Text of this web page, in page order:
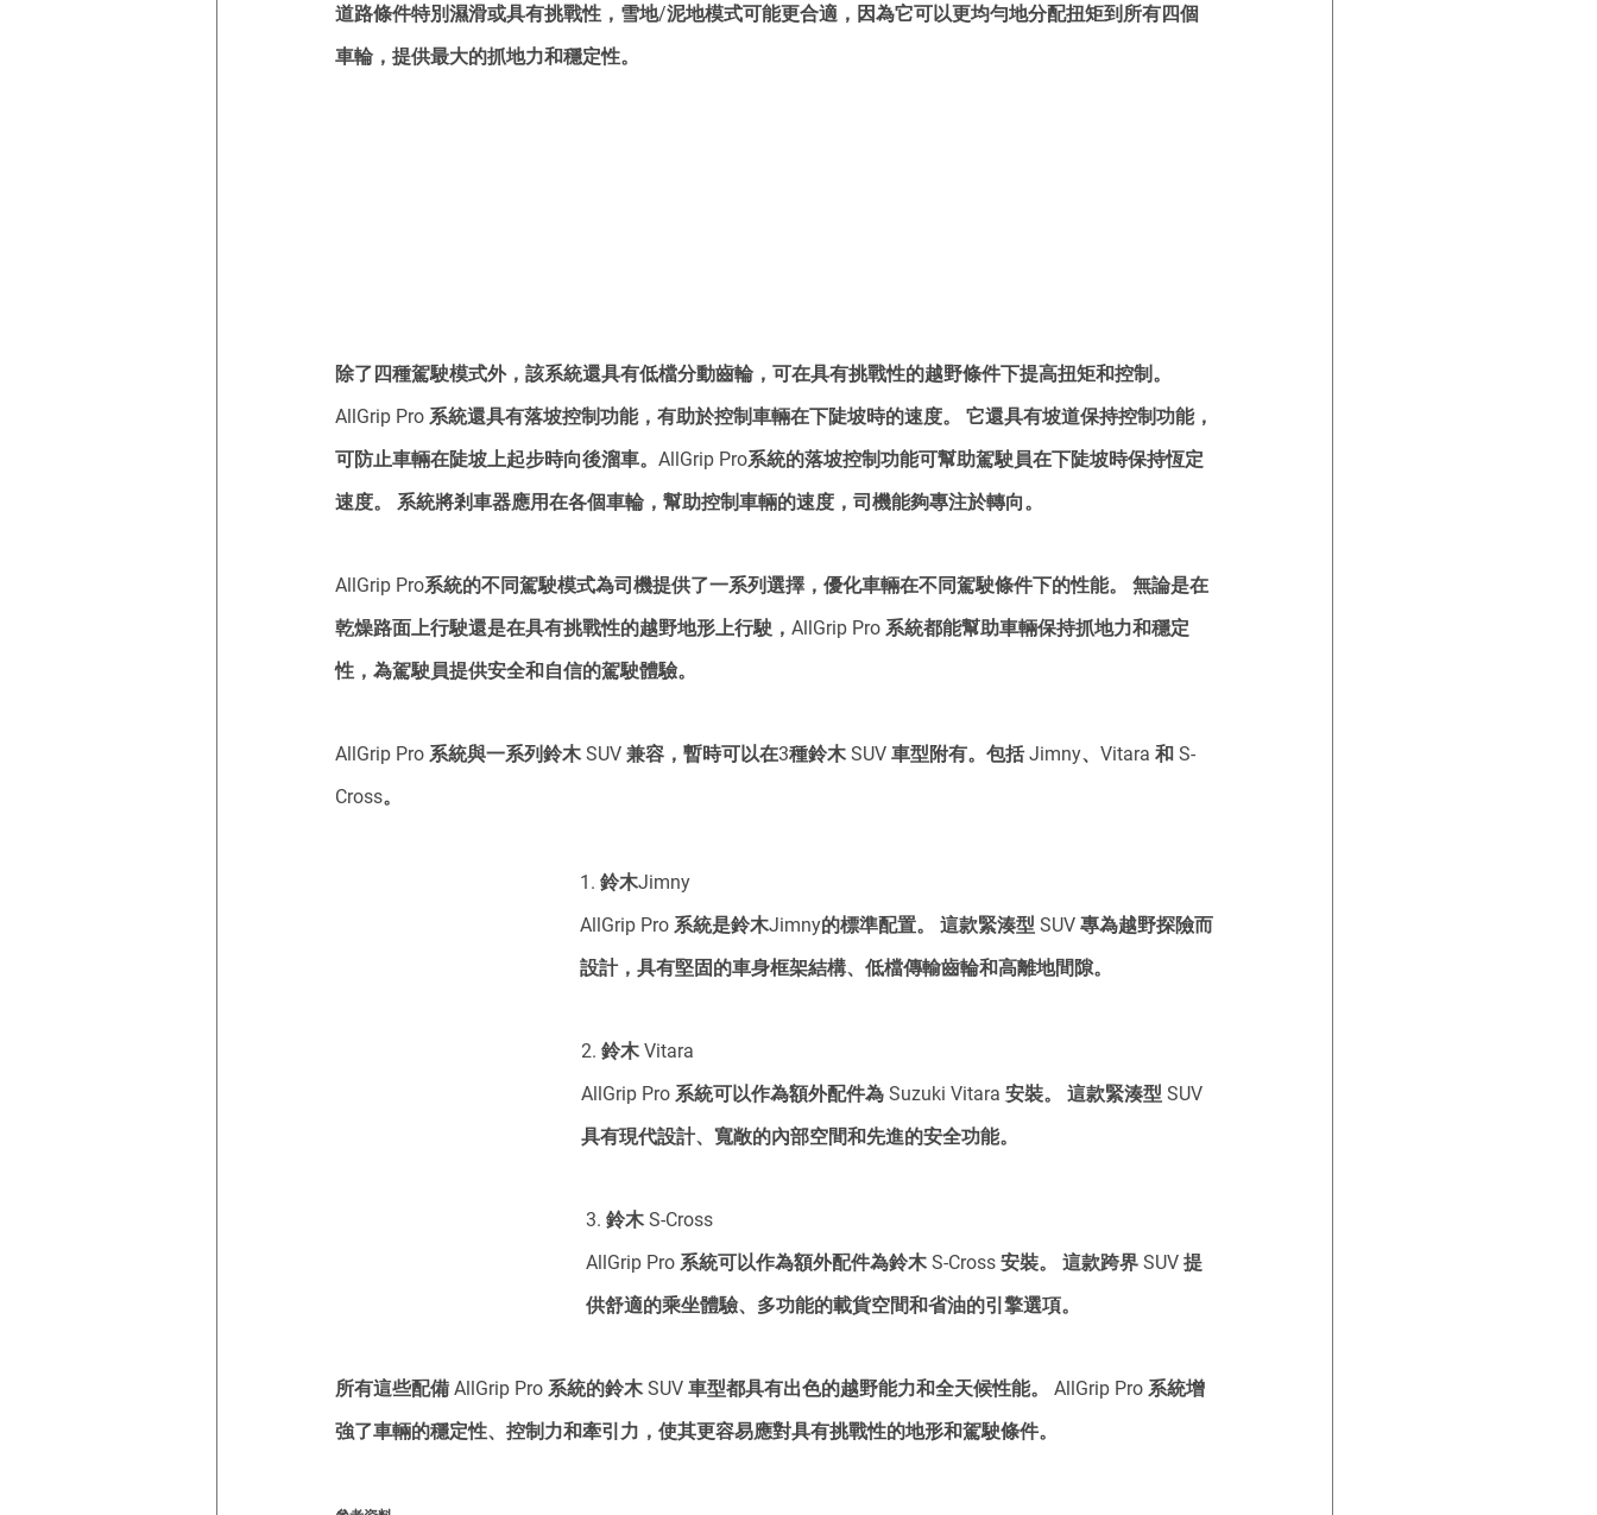
道路條件特別濕滑或具有挑戰性，雪地/泥地模式可能更合適，因為它可以更均勻地分配扭矩到所有四個
車輪，提供最大的抓地力和穩定性。
除了四種駕駛模式外，該系統還具有低檔分動齒輪，可在具有挑戰性的越野條件下提高扭矩和控制。
AllGrip Pro 系統還具有落坡控制功能，有助於控制車輛在下陡坡時的速度。 它還具有坡道保持控制功能，
可防止車輛在陡坡上起步時向後溜車。AllGrip Pro系統的落坡控制功能可幫助駕駛員在下陡坡時保持恆定
速度。 系統將剎車器應用在各個車輪，幫助控制車輛的速度，司機能夠專注於轉向。
AllGrip Pro系統的不同駕駛模式為司機提供了一系列選擇，優化車輛在不同駕駛條件下的性能。 無論是在
乾燥路面上行駛還是在具有挑戰性的越野地形上行駛，AllGrip Pro 系統都能幫助車輛保持抓地力和穩定
性，為駕駛員提供安全和自信的駕駛體驗。
AllGrip Pro 系統與一系列鈴木 SUV 兼容，暫時可以在3種鈴木 SUV 車型附有。包括 Jimny、Vitara 和 S-
Cross。
1. 鈴木Jimny
AllGrip Pro 系統是鈴木Jimny的標準配置。 這款緊湊型 SUV 專為越野探險而
設計，具有堅固的車身框架結構、低檔傳輸齒輪和高離地間隙。
2. 鈴木 Vitara
AllGrip Pro 系統可以作為額外配件為 Suzuki Vitara 安裝。 這款緊湊型 SUV
具有現代設計、寬敞的內部空間和先進的安全功能。
3. 鈴木 S-Cross
AllGrip Pro 系統可以作為額外配件為鈴木 S-Cross 安裝。 這款跨界 SUV 提
供舒適的乘坐體驗、多功能的載貨空間和省油的引擎選項。
所有這些配備 AllGrip Pro 系統的鈴木 SUV 車型都具有出色的越野能力和全天候性能。 AllGrip Pro 系統增
強了車輛的穩定性、控制力和牽引力，使其更容易應對具有挑戰性的地形和駕駛條件。